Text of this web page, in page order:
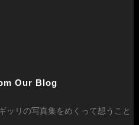
Our Blog
ッリの写真集をめくって想うこと